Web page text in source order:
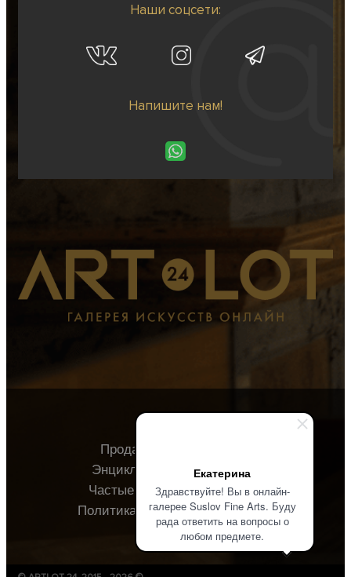
Екатерина
Здравствуйте! Вы в онлайн-
галерее Suslov Fine Arts. Буду
рада ответить на вопросы о
любом предмете.
Наши соцсети:
Напишите нам!
Продавцу
Энциклопедия
О галерее
Частые вопросы
Контакты
Политика конфиденциальности